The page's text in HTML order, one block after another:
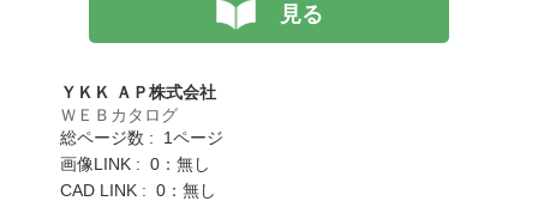
見る
ＹＫＫ ＡＰ株式会社
ＷＥＢカタログ
総ページ数 : 1ページ
画像LINK : 0：無し
CAD LINK : 0：無し